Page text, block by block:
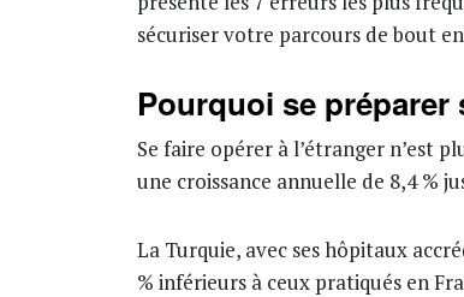
sécuriser votre parcours de bout
Pourquoi se préparer
Se faire opérer à l’étranger n’est
une croissance annuelle de 8,4 %
La Turquie, avec ses hôpitaux
% inférieurs à ceux pratiqués en